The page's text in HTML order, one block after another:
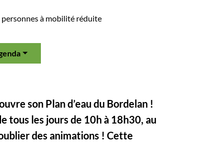
personnes à mobilité réduite
son Plan d’eau du Bordelan !
tous les jours de 10h à 18h30, au
des animations ! Cette